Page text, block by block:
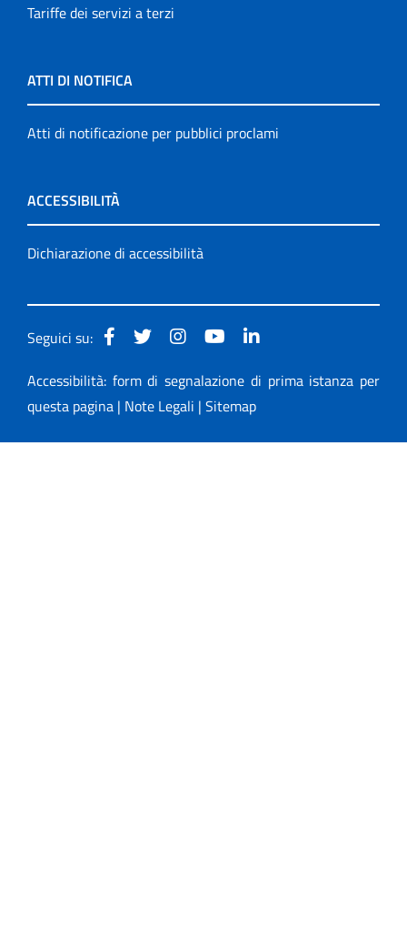
Tariffe dei servizi a terzi
ATTI DI NOTIFICA
Atti di notificazione per pubblici proclami
ACCESSIBILITÀ
Dichiarazione di accessibilità
Seguici su:
Accessibilità: form di segnalazione di prima istanza per
questa pagina | Note Legali | Sitemap